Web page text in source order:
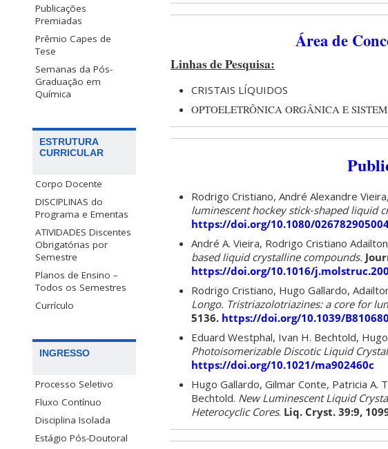
Publicações
Premiadas
Prêmio Capes de
Tese
Semanas da Pós-
Graduação em
Química
ESTRUTURA
CURRICULAR
Corpo Docente
DISCIPLINAS do
Programa e Ementas
ATIVIDADES Discentes
Obrigatórias por
Semestre
Planos de Ensino –
Todos os Semestres
Currículo
INGRESSO
Processo Seletivo
Fluxo Contínuo
Disciplina Isolada
Estágio Pós-Doutoral
Área de
Linhas de Pesquisa:
CRISTAIS LÍQUIDOS
OPTOELETRÔNICA ORGÂNICA E
Rodrigo Cristiano, André Alexandre
luminescent hockey stick‐shaped liquid
https://doi.org/10.1080/
André A. Vieira, Rodrigo Cristiano
based liquid crystalline compounds.
https://doi.org/10.1016/
Rodrigo Cristiano, Hugo Gallardo,
Longo. Tristriazolotriazines: a core for
5136. https://doi.org/10.1039/
Eduard Westphal, Ivan H. Bechtold,
Photoisomerizable Discotic Liquid
https://doi.org/10.1021/ma902460c
Hugo Gallardo, Gilmar Conte, Patricia A.
Bechtold. New Luminescent Liquid
Heterocyclic Cores. Liq. Cryst. 39:9,